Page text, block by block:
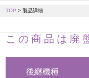
TOP>製品詳細
この商品は廃
後継機種